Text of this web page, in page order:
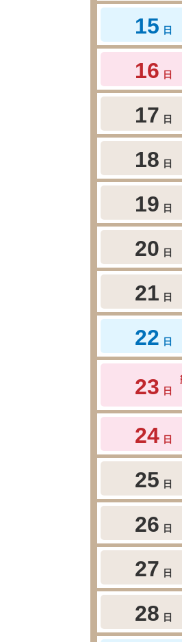
15 日
16 日
17 日
18 日
19 日
20 日
21 日
22 日
23 日
24 日
25 日
26 日
27 日
28 日